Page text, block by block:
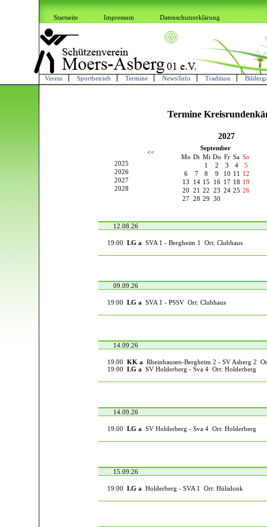
Startseite Impressum Datenschutzerklärung
Verein Sportbetrieb Termine News/Info Tradition
Termine
2027
2025
2026
2027
2028
<<
September
Mo Di Mi Do Fr Sa So
1
2 3 4
5
6
7 8 9 10 11 12
13
14 15 16 17 18 19
20 21 22 23 24 25 26
27 28 29 30
12.08.26
19:00 LG a SVA 1 - Bergheim 1 Ort: Clubhaus
09.09.26
19:00 LG a SVA 1 - PSSV Ort: Clubhaus
14.09.26
19:00 KK a Rheinhausen-Bergheim 2 - SV Asberg 2
19:00 LG a SV Holderberg - Sva 4 Ort: Holderberg
14.09.26
19:00 LG a SV Holderberg - Sva 4 Ort: Holderberg
15.09.26
19:00 LG a Holderberg - SVA 1 Ort: Hülsdonk